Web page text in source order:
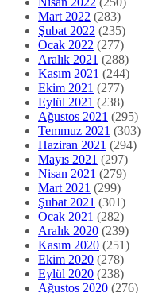
Mart 2022 (283)
Şubat 2022 (235)
Ocak 2022 (277)
Aralık 2021 (288)
Kasım 2021 (244)
Ekim 2021 (277)
Eylül 2021 (238)
Ağustos 2021 (295)
Temmuz 2021 (303)
Haziran 2021 (294)
Mayıs 2021 (297)
Nisan 2021 (279)
Mart 2021 (299)
Şubat 2021 (301)
Ocak 2021 (282)
Aralık 2020 (239)
Kasım 2020 (251)
Ekim 2020 (278)
Eylül 2020 (238)
Ağustos 2020 (276)